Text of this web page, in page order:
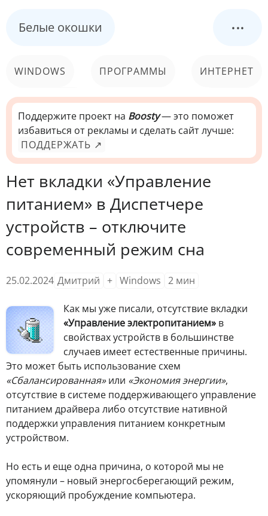
Белые окошки ...
WINDOWS ПРОГРАММЫ ИНТЕРНЕТ
КОМПЬЮТЕР
СИСТЕМА
Поддержите проект на Boosty— это поможет
избавиться от рекламы и сделать сайт лучше:
ПОДДЕРЖАТЬ ↗
Нет вкладки «Управление
питанием» в Диспетчере
устройств – отключите
современный режим сна
25.02.2024 Дмитрий + Windows 2 мин
Как мы уже писали, отсутствие вкладки
«Управление электропитанием» в
свойствах устройств в большинстве
случаев имеет естественные причины.
Это может быть использование схем
«Сбалансированная»или «Экономия энергии»,
отсутствие в системе поддерживающего управление
питанием драйвера либо отсутствие нативной
поддержки управления питанием конкретным
устройством.
Но есть и еще одна причина, о которой мы не
упомянули – новый энергосберегающий режим,
ускоряющий пробуждение компьютера.